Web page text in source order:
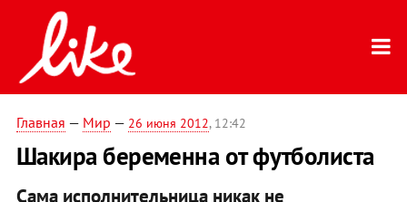
Главная — Мир — 26 июня 2012, 12:42
Шакира беременна от футболиста
Сама исполнительница никак не